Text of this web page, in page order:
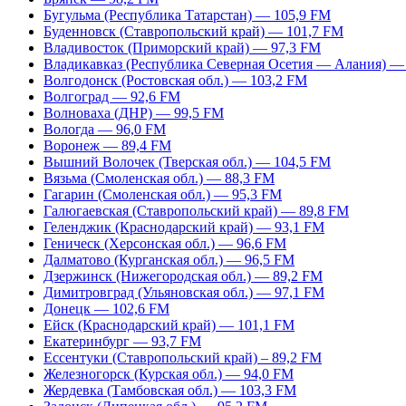
Бугульма (Республика Татарстан) — 105,9 FM
Буденновск (Ставропольский край) — 101,7 FM
Владивосток (Приморский край) — 97,3 FM
Владикавказ (Республика Северная Осетия — Алания)
Волгодонск (Ростовская обл.) — 103,2 FM
Волгоград — 92,6 FM
Волноваха (ДНР) — 99,5 FM
Вологда — 96,0 FM
Воронеж — 89,4 FM
Вышний Волочек (Тверская обл.) — 104,5 FM
Вязьма (Смоленская обл.) — 88,3 FM
Гагарин (Смоленская обл.) — 95,3 FM
Галюгаевская (Ставропольский край) — 89,8 FM
Геленджик (Краснодарский край) — 93,1 FM
Геническ (Херсонская обл.) — 96,6 FM
Далматово (Курганская обл.) — 96,5 FM
Дзержинск (Нижегородская обл.) — 89,2 FM
Димитровград (Ульяновская обл.) — 97,1 FM
Донецк — 102,6 FM
Ейск (Краснодарский край) — 101,1 FM
Екатеринбург — 93,7 FM
Ессентуки (Ставропольский край) – 89,2 FM
Железногорск (Курская обл.) — 94,0 FM
Жердевка (Тамбовская обл.) — 103,3 FM